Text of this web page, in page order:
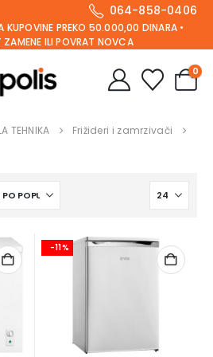
064-858-0406
KUPOVINE PREKO 50.000,00 DINARA •
ILI POVRAT NOVCA
0
TEHNIKA
Frižideri i zamrzivači
-11%